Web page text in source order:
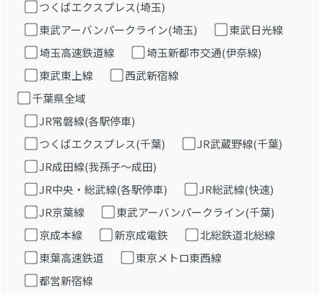
つくばエクスプレス(埼玉)
東武アーバンパークライン(埼玉)
東武日光線
埼玉高速鉄道線
埼玉新都市交通(伊奈線)
東武東上線
西武新宿線
千葉県全域
JR常磐線(各駅停車)
つくばエクスプレス(千葉)
JR武蔵野線(千葉)
JR成田線(我孫子～成田)
JR中央・総武線(各駅停車)
JR総武線(快速)
JR京葉線
東武アーバンパークライン(千葉)
京成本線
新京成電鉄
北総鉄道北総線
東葉高速鉄道
東京メトロ東西線
都営新宿線